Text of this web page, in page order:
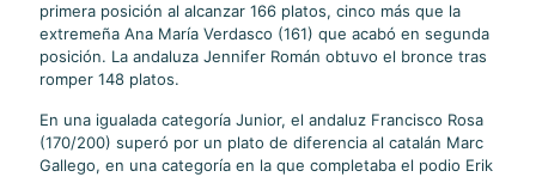
primera posición al alcanzar 166 platos, cinco más que la
extremeña Ana María Verdasco (161) que acabó en segunda
posición. La andaluza Jennifer Román obtuvo el bronce tras
romper 148 platos.
En una igualada categoría Junior, el andaluz Francisco Rosa
(170/200) superó por un plato de diferencia al catalán Marc
Gallego, en una categoría en la que completaba el podio Erik